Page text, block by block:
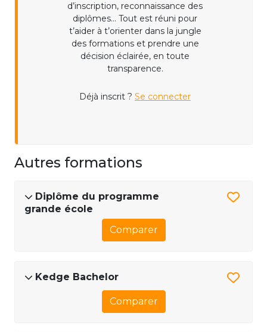
d’inscription, reconnaissance des
diplômes... Tout est réuni pour
t’aider à t’orienter dans la jungle
des formations et prendre une
décision éclairée, en toute
transparence.
Déjà inscrit ? Se connecter
Autres formations
Diplôme du programme
grande école
Comparer
Kedge Bachelor
Comparer